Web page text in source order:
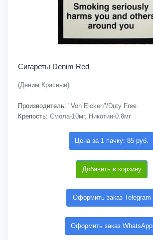
Сигареты Denim Red
(Деним Красные)
Производитель: "Von Eicken"/Duty Free
Крепость: Смола-10мг, Никотин-0.8мг
Цена за 1 пачку: 85 руб.
Добавить в корзину
Оформить заказ Telegram
Оформить заказ WhatsApp